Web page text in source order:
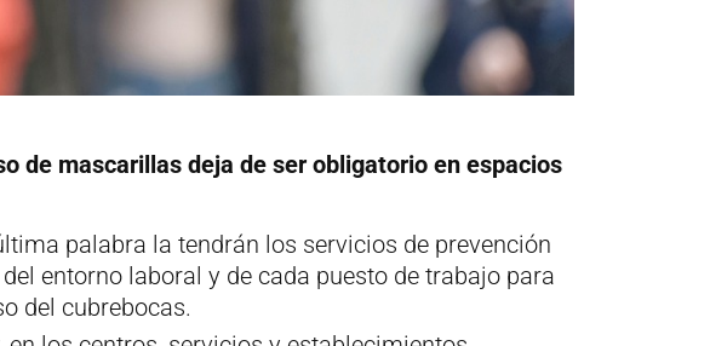
de mascarillas deja de ser obligatorio en espacios
palabra la tendrán los servicios de prevención
entorno laboral y de cada puesto de trabajo para
del cubrebocas.